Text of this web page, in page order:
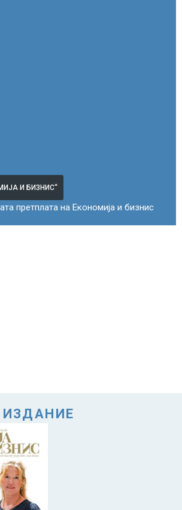
И БИЗНИС“
претплата на Економија и бизнис